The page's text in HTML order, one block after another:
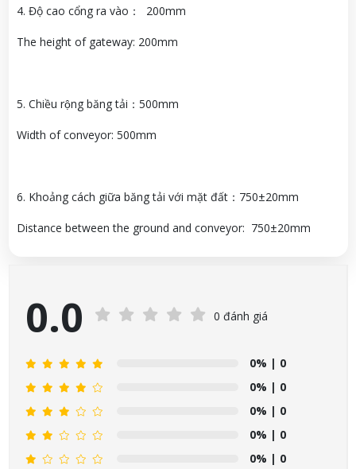
4. Độ cao cổng ra vào： 200mm
The height of gateway: 200mm
5. Chiều rộng băng tải：500mm
Width of conveyor: 500mm
6. Khoảng cách giữa băng tải với mặt đất：750±20mm
Distance between the ground and conveyor: 750±20mm
0.0 0 đánh giá
0% | 0
0% | 0
0% | 0
0% | 0
0% | 0